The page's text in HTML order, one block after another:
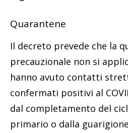
Quarantene
Il decreto prevede che la
precauzionale non si
hanno avuto contatti
confermati positivi al
dal completamento del
primario o dalla